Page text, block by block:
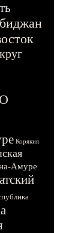
Корякия
Амуре